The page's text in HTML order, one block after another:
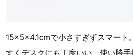
15×5×4.1cmで小さすぎずスマート
すくデスクにも丁度いい、使い勝